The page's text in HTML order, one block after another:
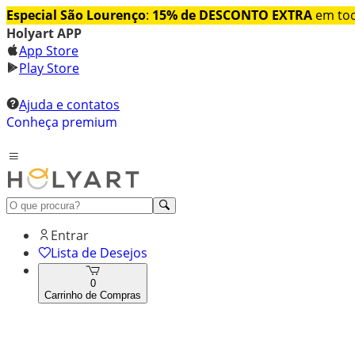
Especial São Lourenço: 15% de DESCONTO EXTRA em
Holyart APP
App Store
Play Store
Ajuda e contatos
Conheça premium
Entrar
Lista de Desejos
0
Carrinho de Compras